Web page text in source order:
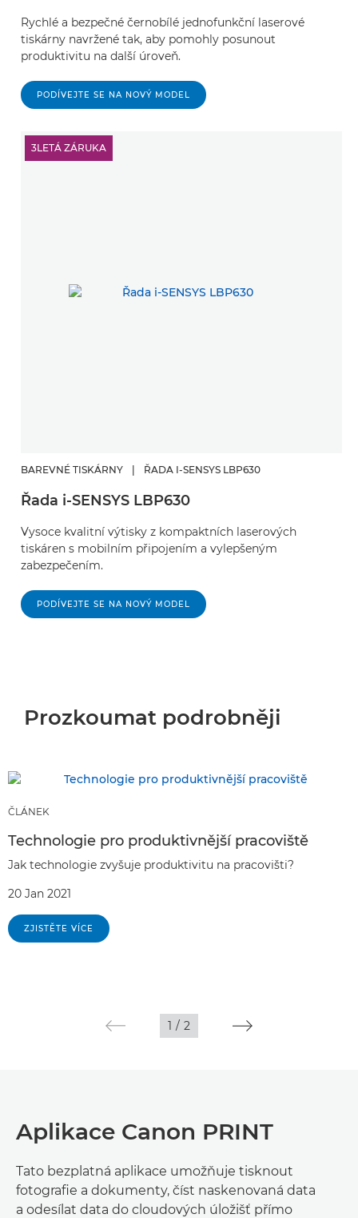
Rychlé a bezpečné černobílé jednofunkční laserové
tiskárny navržené tak, aby pomohly posunout
produktivitu na další úroveň.
PODÍVEJTE SE NA NOVÝ MODEL
3LETÁ ZÁRUKA
BAREVNÉ TISKÁRNY ŘADA I-SENSYS LBP630
Řada i-SENSYS LBP630
Vysoce kvalitní výtisky z kompaktních laserových
tiskáren s mobilním připojením a vylepšeným
zabezpečením.
PODÍVEJTE SE NA NOVÝ MODEL
Prozkoumat podrobněji
ČLÁNEK
Technologie pro produktivnější pracoviště
Jak technologie zvyšuje produktivitu na pracovišti?
20 Jan 2021
ZJISTĚTE VÍCE
1 / 2
Aplikace Canon PRINT
Tato bezplatná aplikace umožňuje tisknout
fotografie a dokumenty, číst naskenovaná data
a odesílat data do cloudových úložišť přímo